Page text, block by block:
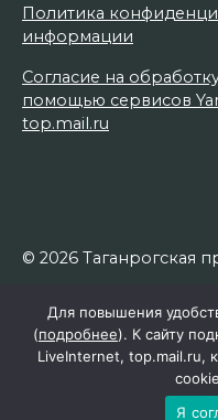
Политика
информации
Согласие на
помощью сервисов
top.mail.ru
© 2026 Таганрогская
Для повышения
(подробнее). К сайту
LiveInternet, top.mail.ru,
Я